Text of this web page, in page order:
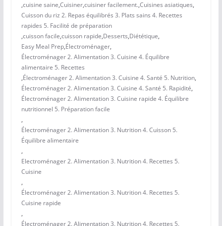
,cuisine saine,Cuisiner,cuisiner facilement.,Cuisines asiatiques,
Cuisson du riz 2. Repas équilibrés 3. Plats sains 4. Recettes
rapides 5. Facilité de préparation
,cuisson facile,cuisson rapide,Desserts,Diététique,
Easy Meal Prep,Électroménager,
Électroménager 2. Alimentation 3. Cuisine 4. Équilibre
alimentaire 5. Recettes
,Électroménager 2. Alimentation 3. Cuisine 4. Santé 5. Nutrition,
Électroménager 2. Alimentation 3. Cuisine 4. Santé 5. Rapidité,
Électroménager 2. Alimentation 3. Cuisine rapide 4. Équilibre
nutritionnel 5. Préparation facile
,
Électroménager 2. Alimentation 3. Nutrition 4. Cuisson 5.
Équilibre alimentaire
,
Electroménager 2. Alimentation 3. Nutrition 4. Recettes 5.
Cuisine
,
Électroménager 2. Alimentation 3. Nutrition 4. Recettes 5.
Cuisine rapide
,
Électroménager 2. Alimentation 3. Nutrition 4. Recettes 5.